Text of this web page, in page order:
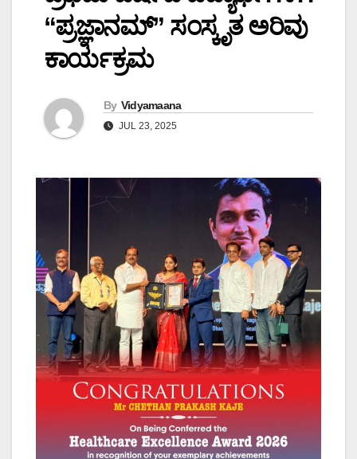
“ಪ್ರಜ್ಞಾನಮ್” ಸಂಸ್ಕೃತ ಅರಿವು
ಕಾರ್ಯಕ್ರಮ
By Vidyamaana
JUL 23, 2025